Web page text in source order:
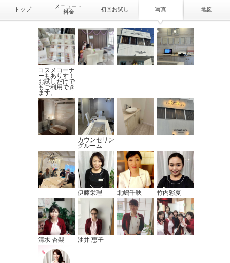
トップ
メニュー・
料金
初回お試し 写真 地図
コスメコーナ
ーもありす！
お試しだけで
もご利用でき
ます。
カウンセリン
グルーム
伊藤栄理 北嶋千映 竹内彩夏
清水 杏梨 油井 恵子